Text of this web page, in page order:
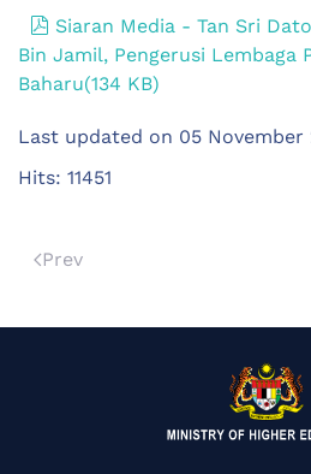
pdf
Siaran Media - Tan Sri
Bin Jamil, Pengerusi Lembaga
Baharu(134 KB)
Last updated on 05 November
Hits: 11451
Prev